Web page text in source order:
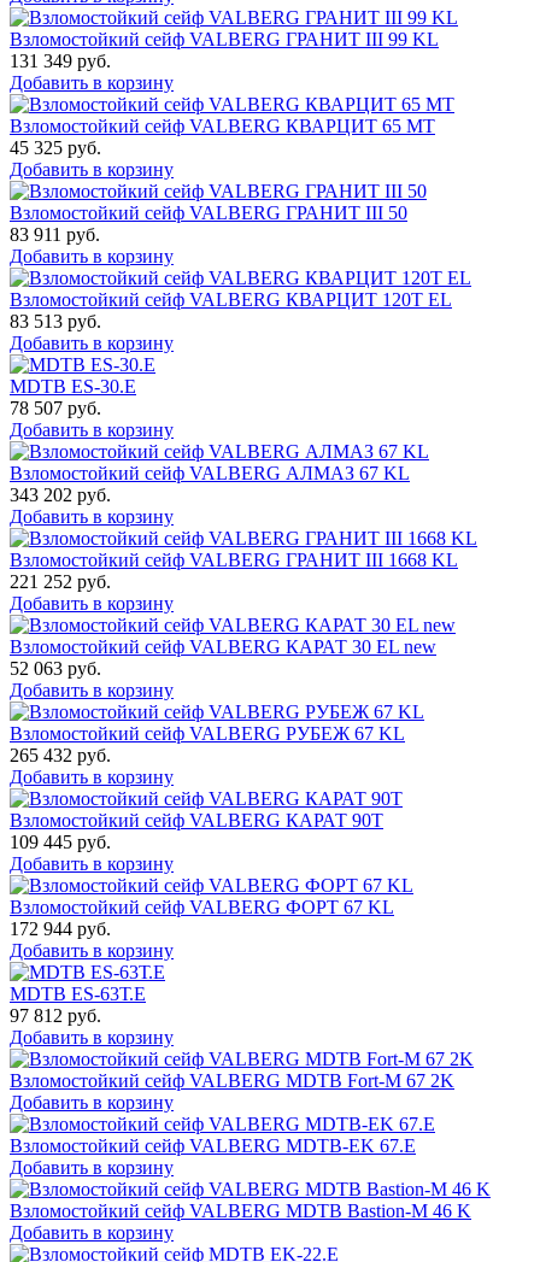
Взломостойкий сейф VALBERG ГРАНИТ III 99 KL
131 349 руб.
Добавить в корзину
Взломостойкий сейф VALBERG КВАРЦИТ 65 МТ
45 325 руб.
Добавить в корзину
Взломостойкий сейф VALBERG ГРАНИТ III 50
83 911 руб.
Добавить в корзину
Взломостойкий сейф VALBERG КВАРЦИТ 120Т EL
83 513 руб.
Добавить в корзину
MDTB ES-30.Е
78 507 руб.
Добавить в корзину
Взломостойкий сейф VALBERG АЛМАЗ 67 KL
343 202 руб.
Добавить в корзину
Взломостойкий сейф VALBERG ГРАНИТ III 1668 KL
221 252 руб.
Добавить в корзину
Взломостойкий сейф VALBERG КАРАТ 30 EL new
52 063 руб.
Добавить в корзину
Взломостойкий сейф VALBERG РУБЕЖ 67 KL
265 432 руб.
Добавить в корзину
Взломостойкий сейф VALBERG КАРАТ 90T
109 445 руб.
Добавить в корзину
Взломостойкий сейф VALBERG ФОРТ 67 KL
172 944 руб.
Добавить в корзину
MDTB ES-63Т.Е
97 812 руб.
Добавить в корзину
Взломостойкий сейф VALBERG MDTB Fort-M 67 2K
Добавить в корзину
Взломостойкий сейф VALBERG MDTB-EK 67.E
Добавить в корзину
Взломостойкий сейф VALBERG MDTB Bastion-M 46 K
Добавить в корзину